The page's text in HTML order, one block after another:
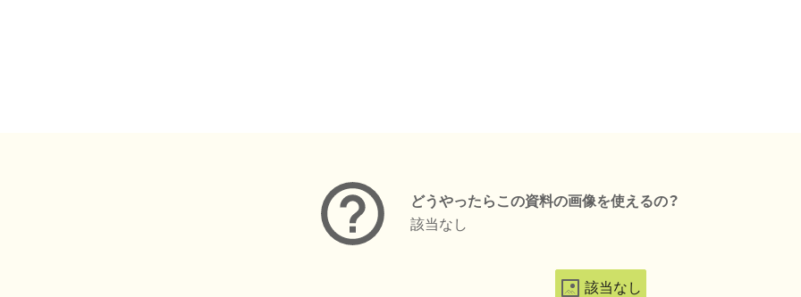
どうやったらこの資料の画像を使えるの？
該当なし
該当なし